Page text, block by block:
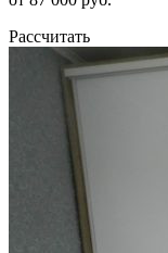
Рассчитать